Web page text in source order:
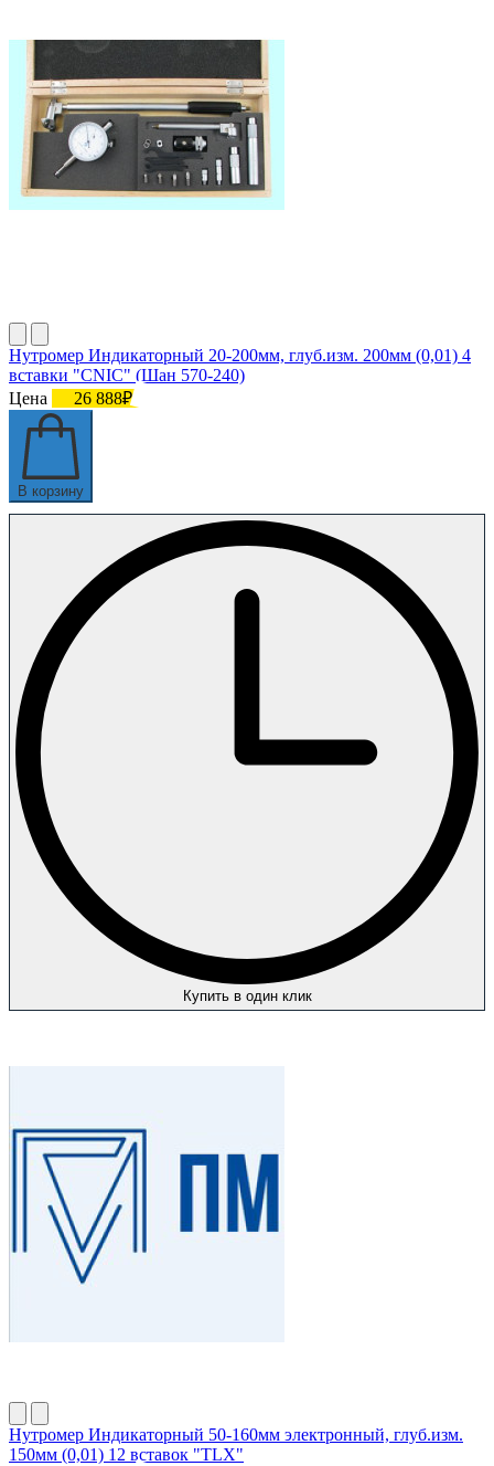
Нутромер Индикаторный 20-200мм, глуб.изм. 200мм (0,01) 4
вставки "CNIC" (Шан 570-240)
Цена
26 888₽
В корзину
Купить в один клик
Нутромер Индикаторный 50-160мм электронный, глуб.изм.
150мм (0,01) 12 вставок "TLX"